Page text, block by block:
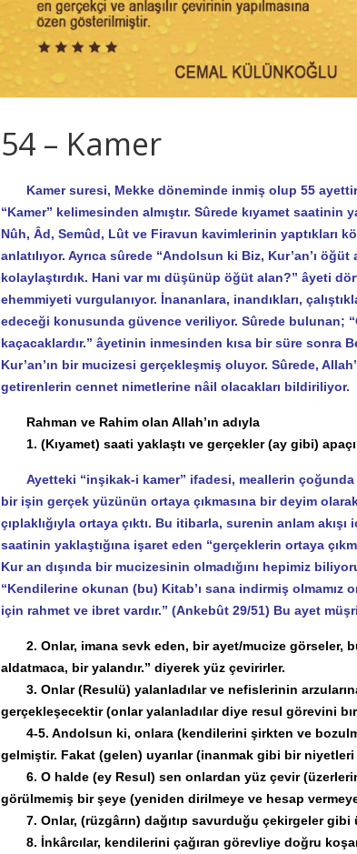
54 – Kamer
Kamer suresi, Mekke döneminde inmiş olup 55 ayettir.
“Kamer” kelimesinden almıştır. Sûrede kıyamet
Nûh, Âd, Semûd, Lût ve Firavun kavimlerinin yaptıkları
anlatılıyor. Ayrıca sûrede “Andolsun ki Biz, Kur’an’ı
kolaylaştırdık. Hani var mı düşünüp öğüt alan?” âyeti
ehemmiyeti vurgulanıyor. İnananlara, inandıkları,
edeceği konusunda güvence veriliyor. Sûrede bulunan;
kaçacaklardır.” âyetinin inmesinden kısa bir süre sonra
Kur’an’ın bir mucizesi gerçekleşmiş oluyor. Sûrede,
getirenlerin cennet nimetlerine nâil olacakları bildiriliyor.
Rahman ve Rahim olan Allah’ın adıyla
1. (Kıyamet) saati yaklaştı ve gerçekler (ay gibi)
Ayetteki “inşikak-i kamer” ifadesi, meallerin çoğunda
bir işin gerçek yüzünün ortaya çıkmasına bir deyim
çıplaklığıyla ortaya çıktı. Bu itibarla, surenin anlam
saatinin yaklaştığına işaret eden “gerçeklerin ortaya
Kur an dışında bir mucizesinin olmadığını hepimiz
“Kendilerine okunan (bu) Kitab’ı sana indirmiş
için rahmet ve ibret vardır.” (Ankebût 29/51) Bu ayet
2. Onlar, imana sevk eden, bir ayet/mucize görseler,
aldatmaca, bir yalandır.” diyerek yüz çevirirler.
3. Onlar (Resulü) yalanladılar ve nefislerinin
gerçekleşecektir (onlar yalanladılar diye resul görevini
4-5. Andolsun ki, onlara (kendilerini şirkten ve
gelmiştir. Fakat (gelen) uyarılar (inanmak gibi bir
6. O halde (ey Resul) sen onlardan yüz çevir
görülmemiş bir şeye (yeniden dirilmeye ve hesap
7. Onlar, (rüzgârın) dağıtıp savurduğu çekirgeler gibi
8. İnkârcılar, kendilerini çağıran görevliye doğru